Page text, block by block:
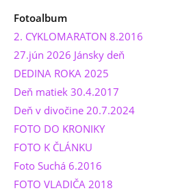
Fotoalbum
2. CYKLOMARATON 8.2016
27.jún 2026 Jánsky deň
DEDINA ROKA 2025
Deň matiek 30.4.2017
Deň v divočine 20.7.2024
FOTO DO KRONIKY
FOTO K ČLÁNKU
Foto Suchá 6.2016
FOTO VLADIČA 2018